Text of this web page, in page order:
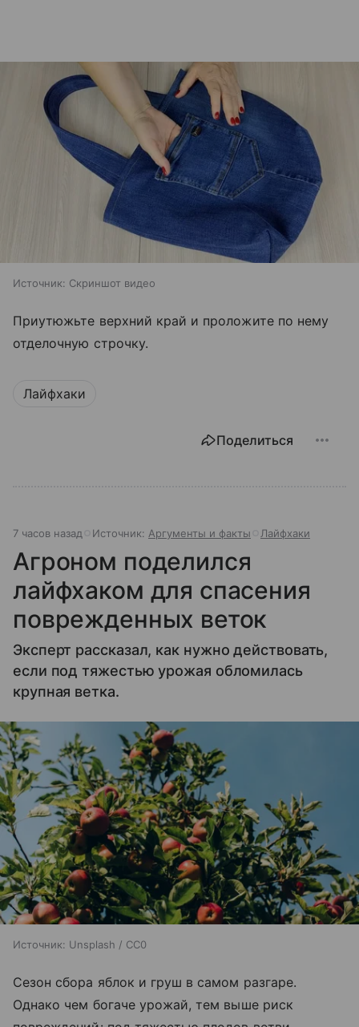
Источник: Скриншот видео
Приутюжьте верхний край и проложите по нему
отделочную строчку.
Лайфхаки
Поделиться
7 часов назад Источник: Аргументы и факты Лайфхаки
Агроном поделился
лайфхаком для спасения
поврежденных веток
Эксперт рассказал, как нужно действовать,
если под тяжестью урожая обломилась
крупная ветка.
Источник: Unsplash / CC0
Сезон сбора яблок и груш в самом разгаре.
Однако чем богаче урожай, тем выше риск